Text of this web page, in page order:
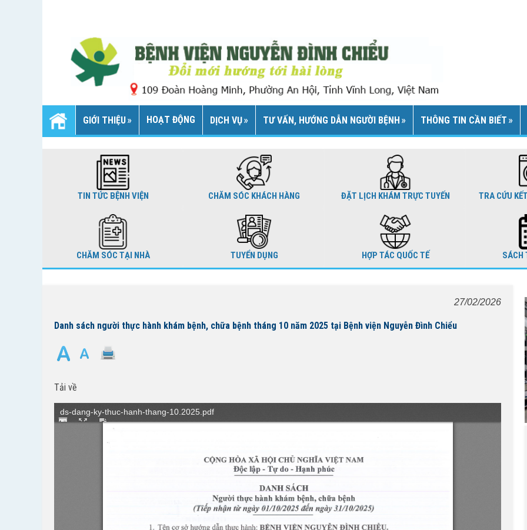
GIỚI THIỆU HOẠT ĐỘNG DỊCH VỤ TƯ VẤN, HƯỚNG DẪN NGƯỜI BỆNH THÔNG TIN CẦN BIẾT
TIN TỨC BỆNH VIỆN CHĂM SÓC KHÁCH HÀNG ĐẶT LỊCH KHÁM TRỰC TUYẾN TRA CỨU
CHĂM SÓC TẠI NHÀ TUYỂN DỤNG HỢP TÁC QUỐC TẾ SÁCH
27/02/2026
Danh sách người thực hành khám bệnh, chữa bệnh tháng 10 năm 2025 tại Bệnh viện Nguyễn Đình Chiểu
Tải về